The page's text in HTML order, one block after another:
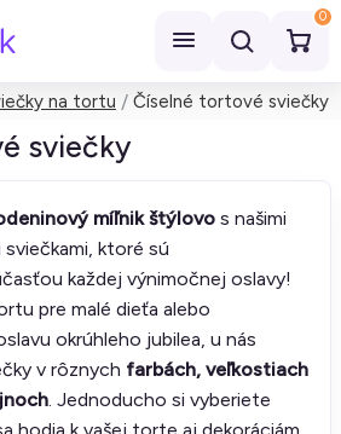
0
na tortu Číselné tortové sviečky
sviečky
míľnik štýlovo s našimi
ktoré sú
každej výnimočnej oslavy!
pre malé dieťa alebo
okrúhleho jubilea, u nás
v rôznych farbách, veľkostiach
. Jednoducho si vyberiete